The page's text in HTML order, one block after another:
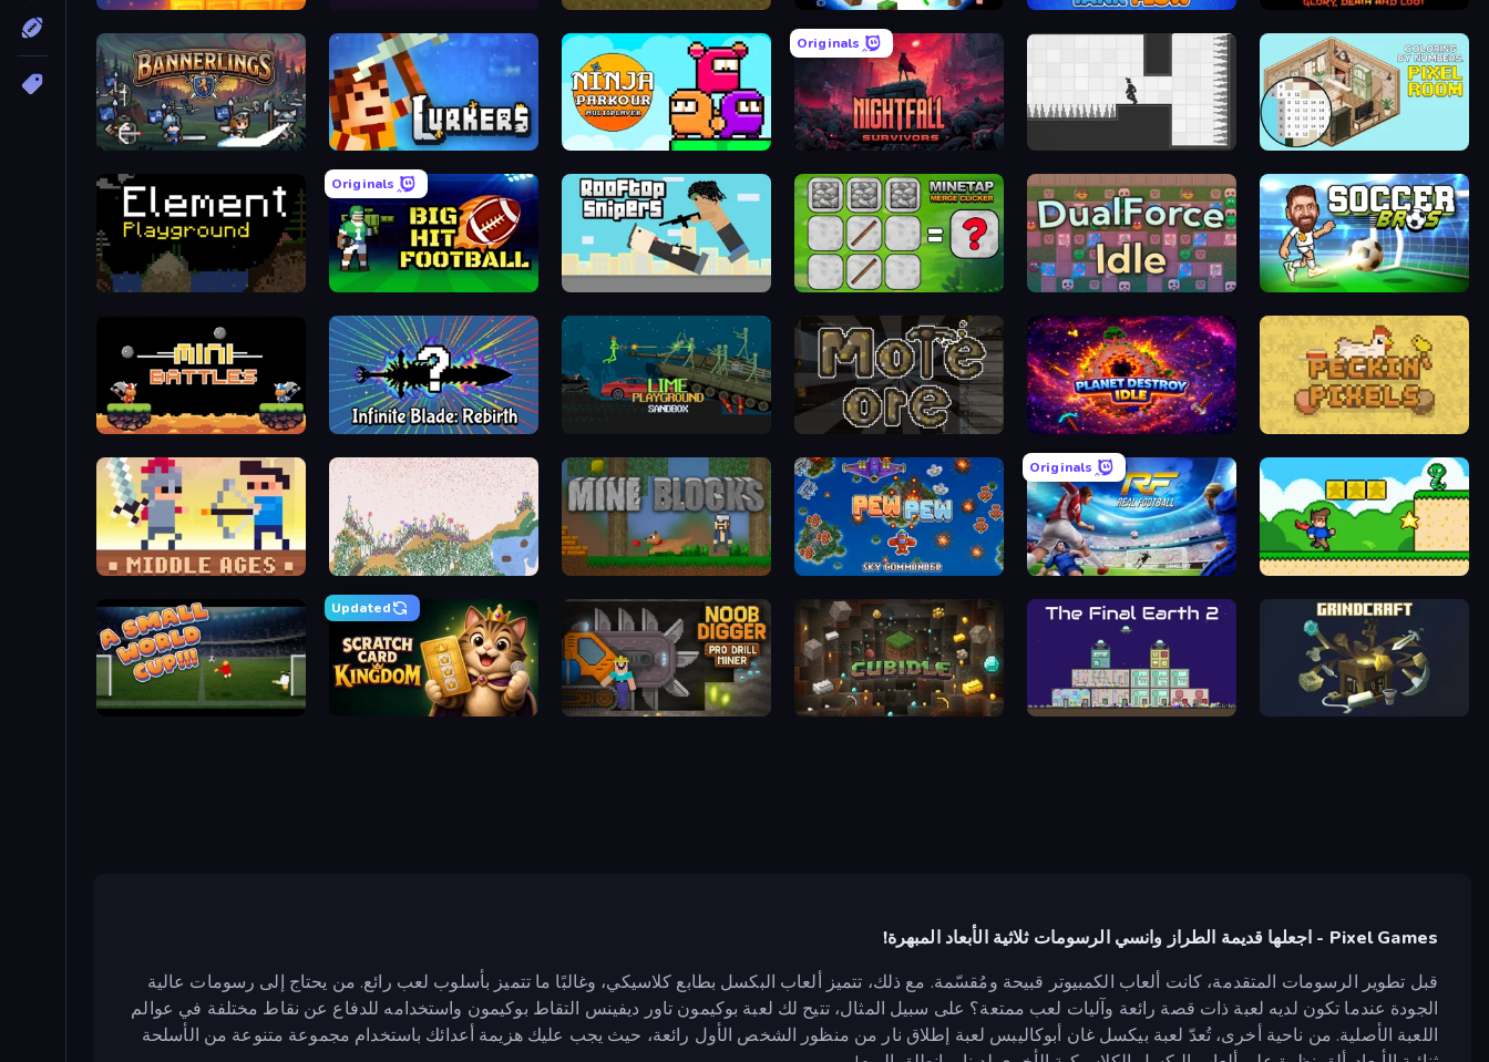
TankFlow.io
Stickman Epic
Aground
Endless Waves Survival
Merge & Dig!
Coloring by Numbers: Pixel Room
Rotate
Originals
Nightfall Survivors
Ninja Parkour Multiplayer
Lurkers.io
Bannerlings
Soccer Bros
DualForce Idle
MineTap Merge Clicker
Rooftop Snipers
Originals
Big Hit Football
Element Playground
Peckin' Pixels
Planet Destroy Idle
More Ore
Infinite Blade: Rebirth
12 MiniBattles
Steve's World
Originals
Real Football
Pew Pew
Mine Blocks
Sandspiel
Castle Wars: Middle Ages
The Final Earth 2
Cubidle
Noob Digger: Pro Drill Miner
Updated
Scratch Card Kingdom
A Small World Cup
Pixel Games - اجعلها قديمة الطراز وانسي الرسومات ثلاثية الأبعاد المبهرة!
قبل تطوير الرسومات المتقدمة، كانت ألعاب الكمبيوتر قبيحة ومُقسّمة. مع ذلك، تتميز ألعاب البكسل بطابع كلاسيكي، وغالبًا ما تتميز بأسلوب لعب رائع. من يحتاج إلى رسومات عالية
الجودة عندما تكون لديه لعبة ذات قصة رائعة وآليات لعب ممتعة؟ على سبيل المثال، تتيح لك لعبة بوكيمون تاور ديفينس التقاط بوكيمون واستخدامه للدفاع عن نقاط مختلفة في عوالم
اللعبة الأصلية. من ناحية أخرى، تُعدّ لعبة بيكسل غان أبوكاليبس لعبة إطلاق نار من منظور الشخص الأول رائعة، حيث يجب عليك هزيمة أعدائك باستخدام مجموعة متنوعة من الأسلحة